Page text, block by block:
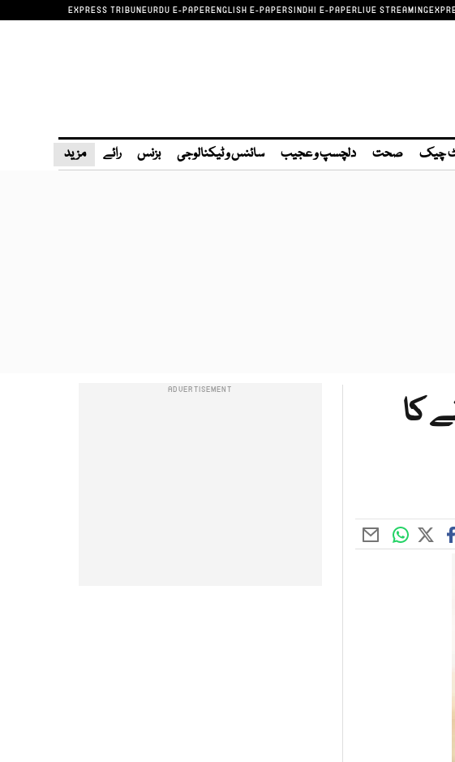
EXPRESS TRIBUNEURDU E-PAPERENGLISH E-PAPERSINDHI E-PAPERLIVE STREAMING
چیک صحت دلچسپ و عجیب سائنس و ٹیکنالوجی بزنس رائے مزید
کا